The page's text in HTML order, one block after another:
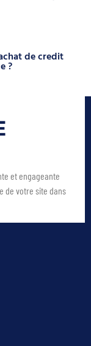
de credit
?
et engageante
de votre site dans